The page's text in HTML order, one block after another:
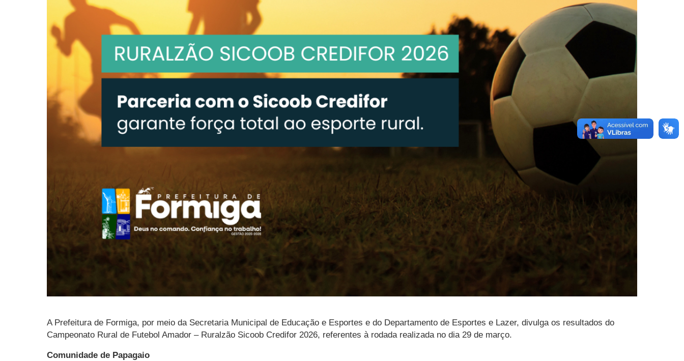
A Prefeitura de Formiga, por meio da Secretaria Municipal de Educação e Esportes e do Departamento de Esportes e Lazer, divulga os resultados do
Campeonato Rural de Futebol Amador – Ruralzão Sicoob Credifor 2026, referentes à rodada realizada no dia 29 de março.
Comunidade de Papagaio